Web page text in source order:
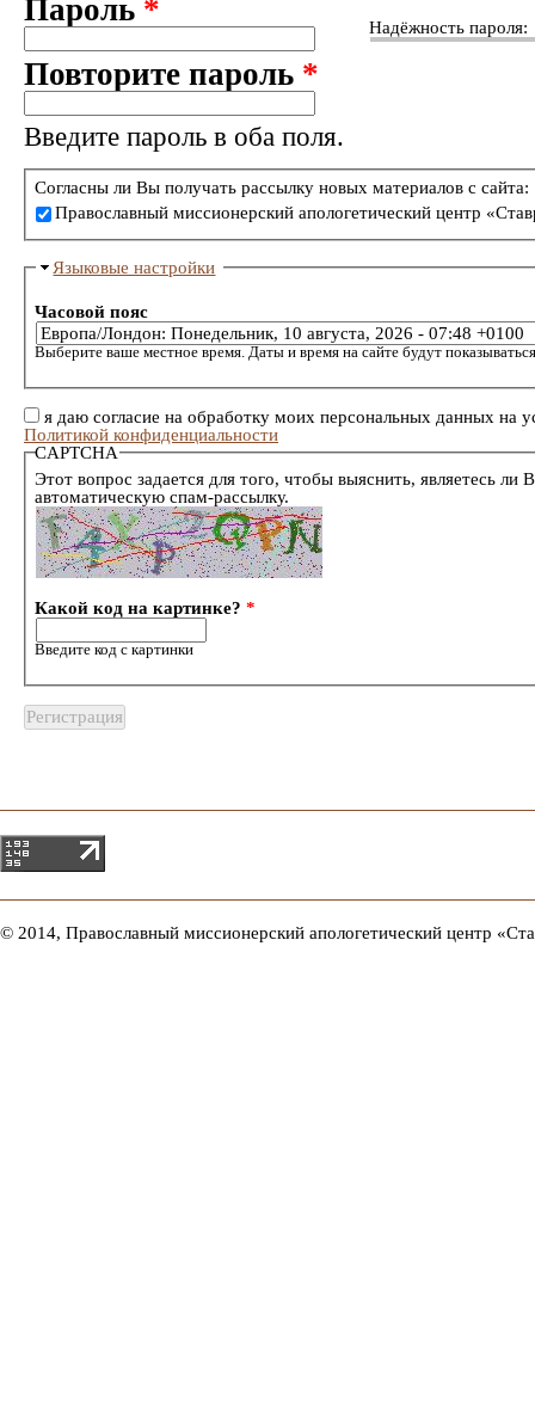
Надёжность пароля:
Пароль *
Повторите пароль *
Введите пароль в оба поля.
Согласны ли Вы получать рассылку новых материалов с сайта:
Православный миссионерский апологетический центр
Языковые настройки
Часовой пояс
Выберите ваше местное время. Даты и время на сайте будут
я даю согласие на обработку моих персональных данных на
Политикой конфиденциальности
CAPTCHA
Этот вопрос задается для того, чтобы выяснить, являетесь ли
автоматическую спам-рассылку.
Какой код на картинке?*
Введите код с картинки
© 2014, Православный миссионерский апологетический центр